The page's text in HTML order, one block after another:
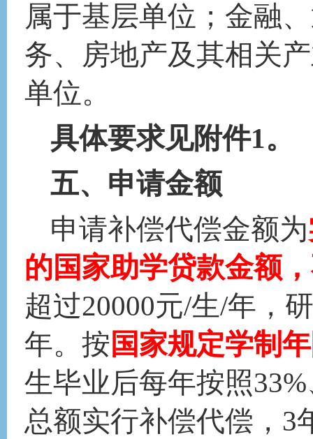
属于基层单位；金融
务、房地产及其相关
单位。
具体要求见附件1。
五、 申请金额
申请补偿代偿金额为
的国家助学贷款金额
超过20000元/生/年，
年。按国家规定学制
生毕业后每年按照
总额实行补偿代偿 ， 3